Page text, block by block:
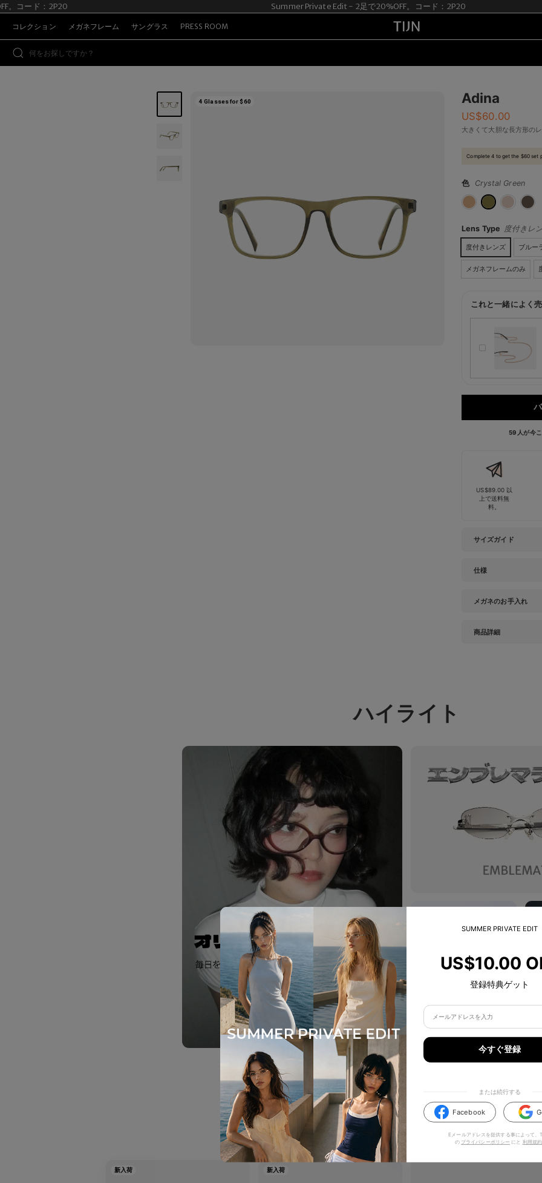
コード：2P20 Summer Private Edit - 2足で20%OFF。コード：2P20
コレクション メガネフレーム サングラス PRESS ROOM
4 Glasses for $60 Adina
US$60.00
大きくて大胆な長方形の
Complete 4 to get the $60 set
色 Crystal Green
Lens Type 度付きレ
度付きレンズ ブルー
メガネフレームのみ
これと一緒によく
59 人が今
US$89.00 以
上で送料無
料。
サイズガイド
仕様
メガネのお手入れ
商品詳細
ハイライト
このアイテムもいかがでしょう
新入荷 新入荷
SUMMER PRIVATE EDIT
US$10.00
登録特典ゲット
今すぐ登録
または続行する
Facebook
Eメールアドレスを提供する事によって、
の プライバシーポリシー にと 利用規約